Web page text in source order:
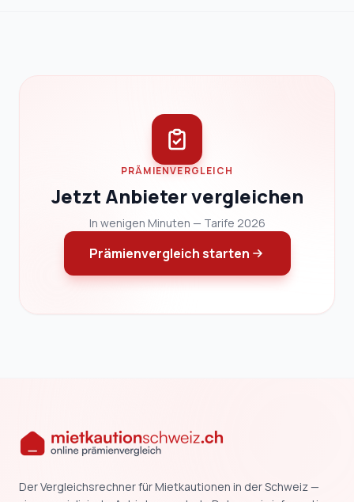
PRÄMIENVERGLEICH
Jetzt Anbieter vergleichen
In wenigen Minuten — Tarife 2026
Prämienvergleich starten
Der Vergleichsrechner für Mietkautionen in der Schweiz —